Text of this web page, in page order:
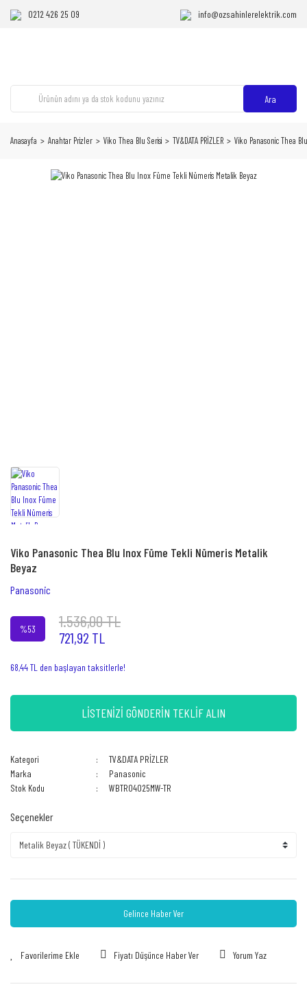
0212 426 25 09 info@ozsahinlerelektrik.com
Ara
Anasayfa Anahtar Prizler Viko Thea Blu Serisi TV&DATA PRİZLER Viko Panasonic Thea
Viko Panasonic Thea Blu Inox Füme Tekli Nümeris Metalik
Beyaz
Panasonic
%53 1.536,00 TL
721,92 TL
68,44 TL den başlayan taksitlerle!
LİSTENİZİ GÖNDERİN TEKLİF ALIN
Kategori
TV&DATA PRİZLER
Marka
Panasonic
Stok Kodu
WBTR04025MW-TR
Seçenekler
Gelince Haber Ver
Fiyatı Düşünce Haber Ver Yorum Yaz